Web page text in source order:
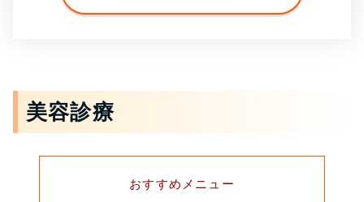
美容診療
おすすめメニュー